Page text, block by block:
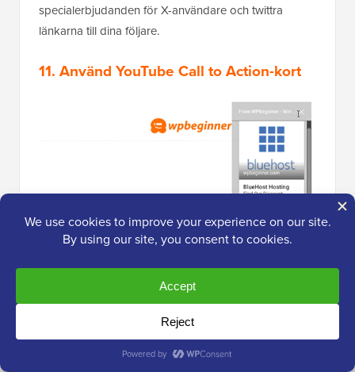
specialerbjudanden för X-användare och twittra
länkarna till dina följare.
11. Använd YouTube Call to Action-kort
medieplattformarna och den näst mest populära
sökmotorn i världen. Om du använder YouTube-
videor som en del av din marknadsföringsstrategi,
kan du använda din YouTube-kanal för att bygga e-